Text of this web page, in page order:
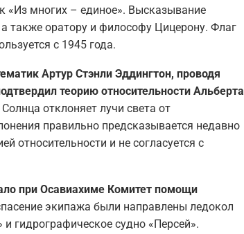
«Из многих – единое». Высказывание
также оратору и философу Цицерону. Флаг
с 1945 года.
Артур Стэнли Эддингтон, проводя
теорию относительности Альберта
отклоняет лучи света от
правильно предсказывается недавно
относительности и не согласуется с
при Осавиахиме Комитет помощи
экипажа были направлены ледокол
гидрографическое судно «Персей».